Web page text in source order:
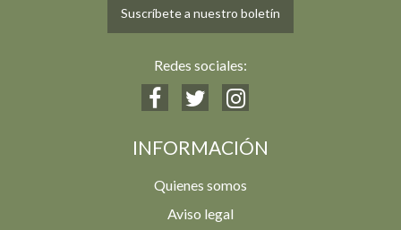
Suscríbete a nuestro boletín
Redes sociales:
INFORMACIÓN
Quienes somos
Aviso legal